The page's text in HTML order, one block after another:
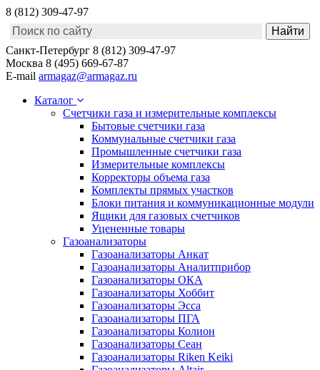
8 (812) 309-47-97
Санкт-Петербург 8 (812) 309-47-97
Москва 8 (495) 669-67-87
E-mail armagaz@armagaz.ru
Каталог
Счетчики газа и измерительные комплексы
Бытовые счетчики газа
Коммунальные счетчики газа
Промышленные счетчики газа
Измерительные комплексы
Корректоры объема газа
Комплекты прямых участков
Блоки питания и коммуникационные модули
Ящики для газовых счетчиков
Уцененные товары
Газоанализаторы
Газоанализаторы Анкат
Газоанализаторы Аналитприбор
Газоанализаторы ОКА
Газоанализаторы Хоббит
Газоанализаторы Эсса
Газоанализаторы ПГА
Газоанализаторы Колион
Газоанализаторы Сеан
Газоанализаторы Riken Keiki